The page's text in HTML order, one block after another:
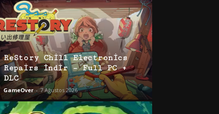
ReStory Chill Electronics
Repairs İndir – Full PC +
DLC
GameOver - 7 Ağustos 2026